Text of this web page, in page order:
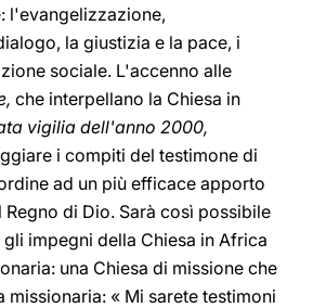
l'evangelizzazione,
la giustizia e la pace, i
sociale. L'accenno alle
che interpellano la Chiesa in
vigilia dell'anno 2000,
i compiti del testimone di
ad un più efficace apporto
di Dio. Sarà così possibile
impegni della Chiesa in Africa
una Chiesa di missione che
missionaria: « Mi sarete testimoni